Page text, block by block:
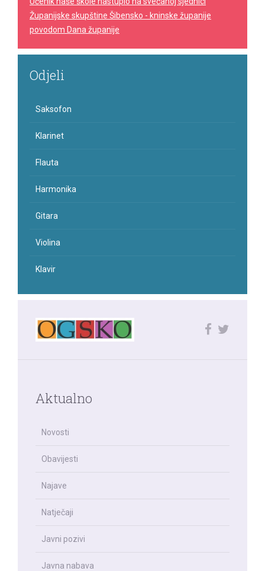
Županijske skupštine Šibensko - kninske županije
povodom Dana županije
Odjeli
Saksofon
Klarinet
Flauta
Harmonika
Gitara
Violina
Klavir
Aktualno
Novosti
Obavijesti
Najave
Natječaji
Javni pozivi
Javna nabava